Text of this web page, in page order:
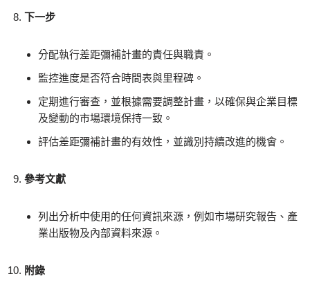
下一步
分配執行差距彌補計畫的責任與職責。
監控進度是否符合時間表與里程碑。
定期進行審查，並根據需要調整計畫，以確保與企業目標
及變動的市場環境保持一致。
評估差距彌補計畫的有效性，並識別持續改進的機會。
參考文獻
列出分析中使用的任何資訊來源，例如市場研究報告、產
業出版物及內部資料來源。
附錄